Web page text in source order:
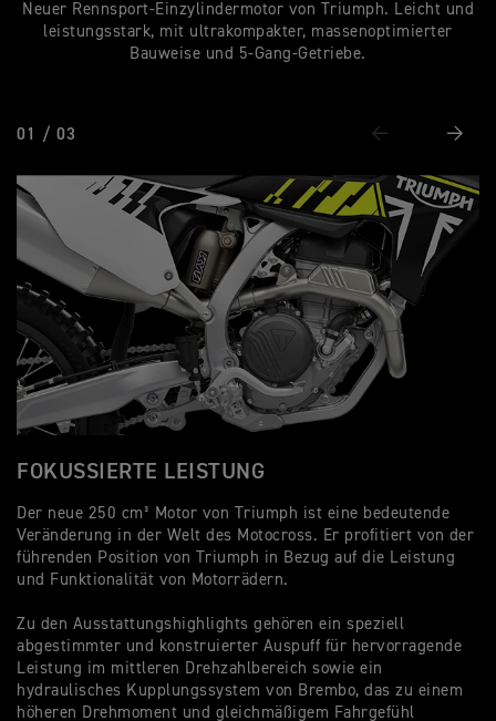
Neuer Rennsport-Einzylindermotor von Triumph. Leicht und
leistungsstark, mit ultrakompakter, massenoptimierter
Bauweise und 5-Gang-Getriebe.
01 / 03 VorherigesWeiter
FOKUSSIERTE LEISTUNG
Der neue 250 cm³ Motor von Triumph ist eine bedeutende
Veränderung in der Welt des Motocross. Er profitiert von der
führenden Position von Triumph in Bezug auf die Leistung
und Funktionalität von Motorrädern.
Zu den Ausstattungshighlights gehören ein speziell
abgestimmter und konstruierter Auspuff für hervorragende
Leistung im mittleren Drehzahlbereich sowie ein
hydraulisches Kupplungssystem von Brembo, das zu einem
höheren Drehmoment und gleichmäßigem Fahrgefühl